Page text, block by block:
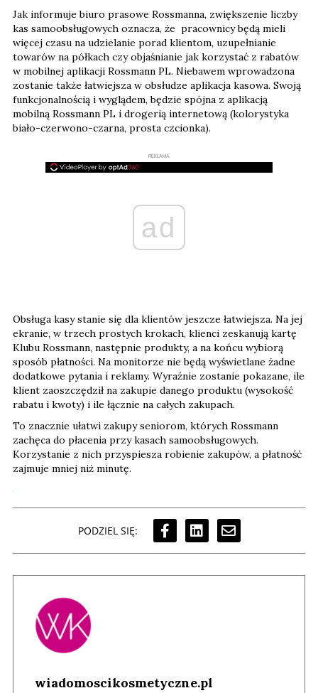
Jak informuje biuro prasowe Rossmanna, zwiększenie liczby
kas samoobsługowych oznacza, że pracownicy będą mieli
więcej czasu na udzielanie porad klientom, uzupełnianie
towarów na półkach czy objaśnianie jak korzystać z rabatów
w mobilnej aplikacji Rossmann PL. Niebawem wprowadzona
zostanie także łatwiejsza w obsłudze aplikacja kasowa. Swoją
funkcjonalnością i wyglądem, będzie spójna z aplikacją
mobilną Rossmann PL i drogerią internetową (kolorystyka
biało-czerwono-czarna, prosta czcionka).
REKLAMA
ad
Obsługa kasy stanie się dla klientów jeszcze łatwiejsza. Na jej
ekranie, w trzech prostych krokach, klienci zeskanują kartę
Klubu Rossmann, następnie produkty, a na końcu wybiorą
sposób płatności. Na monitorze nie będą wyświetlane żadne
dodatkowe pytania i reklamy. Wyraźnie zostanie pokazane, ile
klient zaoszczędził na zakupie danego produktu (wysokość
rabatu i kwoty) i ile łącznie na całych zakupach.
To znacznie ułatwi zakupy seniorom, których Rossmann
zachęca do płacenia przy kasach samoobsługowych.
Korzystanie z nich przyspiesza robienie zakupów, a płatność
zajmuje mniej niż minutę.
PODZIEL SIĘ:
wiadomoscikosmetyczne.pl